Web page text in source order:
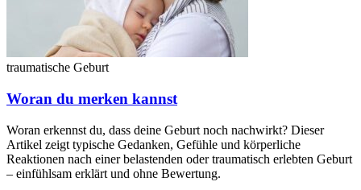
traumatische Geburt
Woran du merken kannst
Woran erkennst du, dass deine Geburt noch nachwirkt? Dieser
Artikel zeigt typische Gedanken, Gefühle und körperliche
Reaktionen nach einer belastenden oder traumatisch erlebten Geburt
– einfühlsam erklärt und ohne Bewertung.